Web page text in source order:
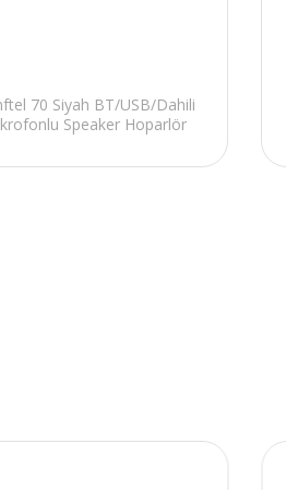
70 Siyah BT/USB/Dahili
Speaker Hoparlör